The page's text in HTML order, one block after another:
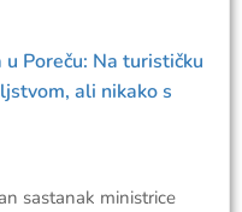
Poreču: Na turističku
ali nikako s
sastanak ministrice